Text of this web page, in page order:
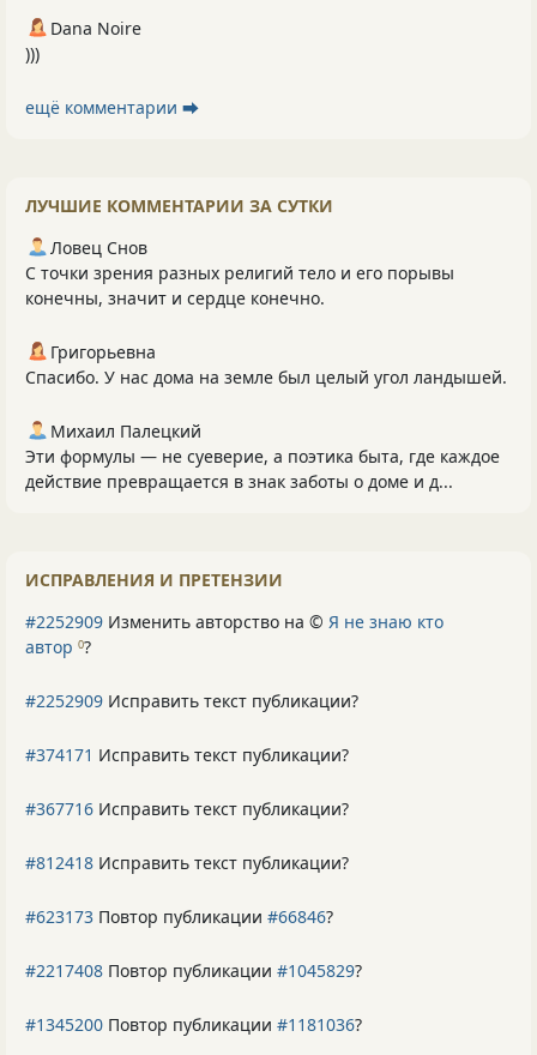
Dana Noire
)))
ещё комментарии ⮕
ЛУЧШИЕ КОММЕНТАРИИ ЗА СУТКИ
Ловец Снов
С точки зрения разных религий тело и его порывы
конечны, значит и сердце конечно.
Григорьевна
Спасибо. У нас дома на земле был целый угол ландышей.
Михаил Палецкий
Эти формулы — не суеверие, а поэтика быта, где каждое
действие превращается в знак заботы о доме и д...
ИСПРАВЛЕНИЯ И ПРЕТЕНЗИИ
#2252909 Изменить авторство на © Я не знаю кто
автор 0?
#2252909 Исправить текст публикации?
#374171 Исправить текст публикации?
#367716 Исправить текст публикации?
#812418 Исправить текст публикации?
#623173 Повтор публикации #66846?
#2217408 Повтор публикации #1045829?
#1345200 Повтор публикации #1181036?